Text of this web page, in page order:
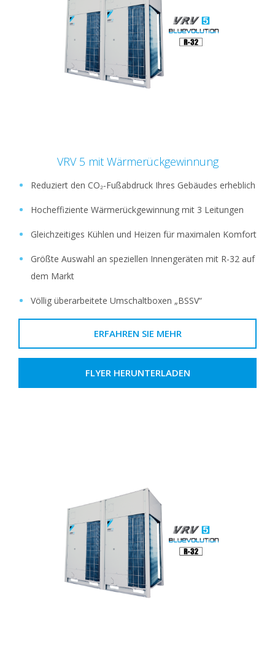
VRV 5 mit Wärmerückgewinnung
Reduziert den CO₂-Fußabdruck Ihres Gebäudes erheblich
Hocheffiziente Wärmerückgewinnung mit 3 Leitungen
Gleichzeitiges Kühlen und Heizen für maximalen Komfort
Größte Auswahl an speziellen Innengeräten mit R-32 auf
dem Markt
Völlig überarbeitete Umschaltboxen „BSSV“
ERFAHREN SIE MEHR
FLYER HERUNTERLADEN